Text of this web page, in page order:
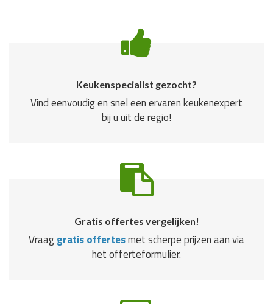
Keukenspecialist gezocht?
Vind eenvoudig en snel een ervaren keukenexpert
bij u uit de regio!
Gratis offertes vergelijken!
Vraaggratis offertesmet scherpe prijzen aan via
het offerteformulier.